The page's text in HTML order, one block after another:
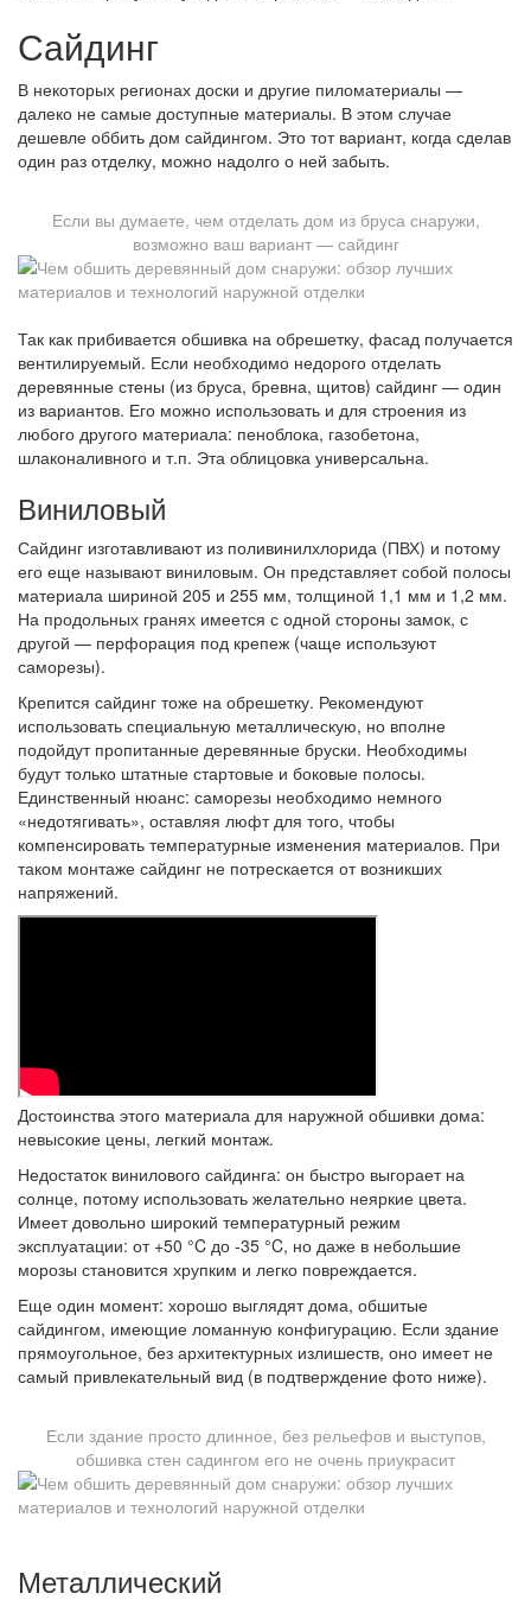
Сайдинг
В некоторых регионах доски и другие пиломатериалы —
далеко не самые доступные материалы. В этом случае
дешевле оббить дом сайдингом. Это тот вариант, когда сделав
один раз отделку, можно надолго о ней забыть.
Если вы думаете, чем отделать дом из бруса снаружи,
возможно ваш вариант — сайдинг
Так как прибивается обшивка на обрешетку, фасад получается
вентилируемый. Если необходимо недорого отделать
деревянные стены (из бруса, бревна, щитов) сайдинг — один
из вариантов. Его можно использовать и для строения из
любого другого материала: пеноблока, газобетона,
шлаконаливного и т.п. Эта облицовка универсальна.
Виниловый
Сайдинг изготавливают из поливинилхлорида (ПВХ) и потому
его еще называют виниловым. Он представляет собой полосы
материала шириной 205 и 255 мм, толщиной 1,1 мм и 1,2 мм.
На продольных гранях имеется с одной стороны замок, с
другой — перфорация под крепеж (чаще используют
саморезы).
Крепится сайдинг тоже на обрешетку. Рекомендуют
использовать специальную металлическую, но вполне
подойдут пропитанные деревянные бруски. Необходимы
будут только штатные стартовые и боковые полосы.
Единственный нюанс: саморезы необходимо немного
«недотягивать», оставляя люфт для того, чтобы
компенсировать температурные изменения материалов. При
таком монтаже сайдинг не потрескается от возникших
напряжений.
Достоинства этого материала для наружной обшивки дома:
невысокие цены, легкий монтаж.
Недостаток винилового сайдинга: он быстро выгорает на
солнце, потому использовать желательно неяркие цвета.
Имеет довольно широкий температурный режим
эксплуатации: от +50 °C до -35 °C, но даже в небольшие
морозы становится хрупким и легко повреждается.
Еще один момент: хорошо выглядят дома, обшитые
сайдингом, имеющие ломанную конфигурацию. Если здание
прямоугольное, без архитектурных излишеств, оно имеет не
самый привлекательный вид (в подтверждение фото ниже).
Если здание просто длинное, без рельефов и выступов,
обшивка стен садингом его не очень приукрасит
Металлический